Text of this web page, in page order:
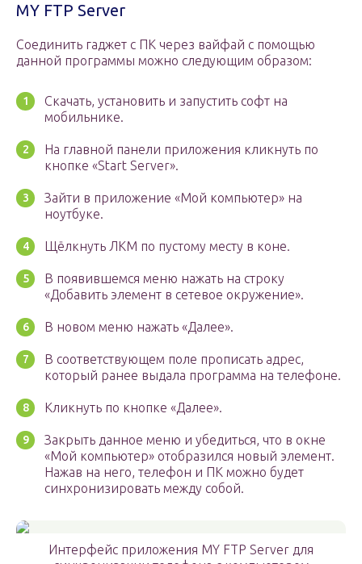
MY FTP Server
Соединить гаджет с ПК через вайфай с помощью
данной программы можно следующим образом:
Скачать, установить и запустить софт на
мобильнике.
На главной панели приложения кликнуть по
кнопке «Start Server».
Зайти в приложение «Мой компьютер» на
ноутбуке.
Щёлкнуть ЛКМ по пустому месту в коне.
В появившемся меню нажать на строку
«Добавить элемент в сетевое окружение».
В новом меню нажать «Далее».
В соответствующем поле прописать адрес,
который ранее выдала программа на телефоне.
Кликнуть по кнопке «Далее».
Закрыть данное меню и убедиться, что в окне
«Мой компьютер» отобразился новый элемент.
Нажав на него, телефон и ПК можно будет
синхронизировать между собой.
Интерфейс приложения MY FTP Server для